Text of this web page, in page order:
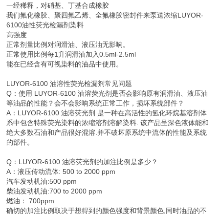
一经稀释，对硝基、丁基合成橡胶
我们氟化橡胶、聚四氟乙烯、全氟橡胶密封件来泵送浓缩LUYOR-
6100油性荧光检漏剂染料
高强度
正常剂量比例对润滑油、液压油无影响。
正常使用比例每1升润滑油加入0.5ml-2.5ml
能在已经含有可视染料的油品中使用。
LUYOR-6100 油溶性荧光检漏剂常见问题
Q：使用 LUYOR-6100 油溶荧光剂是否会影响原有润滑油、液压油
等油品的性能？会不会影响系统正常工作，损坏系统部件？
A：LUYOR-6100 油溶荧光剂 是一种在高活性的氢化环烷基溶剂体
系中包含特殊荧光染料的浓缩溶剂溶解染料. 该产品呈深色液体能和
绝大多数石油和产品很好混溶.并不破坏原系统中流体的性能及系统
的部件。
Q：LUYOR-6100 油溶荧光剂的加注比例是多少？
A：液压传动流体: 500 to 2000 ppm
汽车发动机油:500 ppm
柴油发动机油:700 to 2000 ppm
燃油： 700ppm
确切的加注比例取决于想得到的颜色强度和背景颜色,同时油品的不